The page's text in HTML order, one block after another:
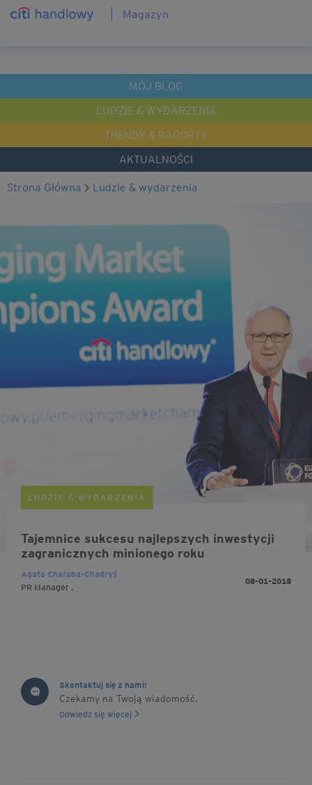
Magazyn
MÓJ BLOG
LUDZIE & WYDARZENIA
TRENDY & RAPORTY
AKTUALNOŚCI
Strona Główna ludzie & wydarzenia
LUDZIE & WYDARZENIA
Tajemnice sukcesu najlepszych inwestycji
zagranicznych minionego roku
Agata Charuba-Chadryś
PR Manager ,
08-01-2018
Skontaktuj się z nami!
Czekamy na Twoją wiadomość.
Dowiedz się więcej